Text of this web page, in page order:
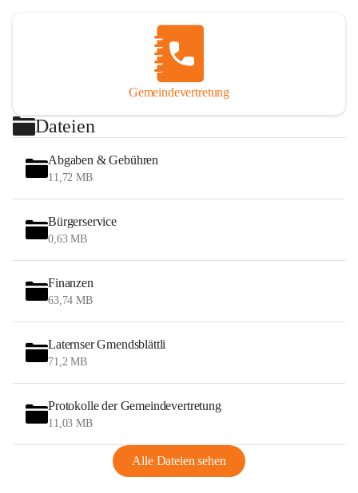
Gemeindevertretung
Dateien
Abgaben & Gebühren
11,72 MB
Bürgerservice
0,63 MB
Finanzen
63,74 MB
Laternser Gmendsblättli
71,2 MB
Protokolle der Gemeindevertretung
11,03 MB
Alle Dateien sehen